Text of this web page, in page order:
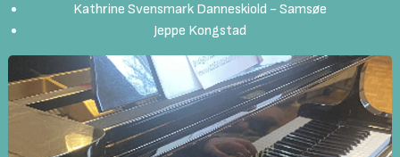
Kathrine Svensmark Danneskiold - Samsøe
Jeppe Kongstad